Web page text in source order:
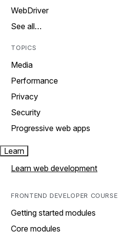
WebDriver
See all…
TOPICS
Media
Performance
Privacy
Security
Progressive web apps
Learn
Learn web development
FRONTEND DEVELOPER COURSE
Getting started modules
Core modules